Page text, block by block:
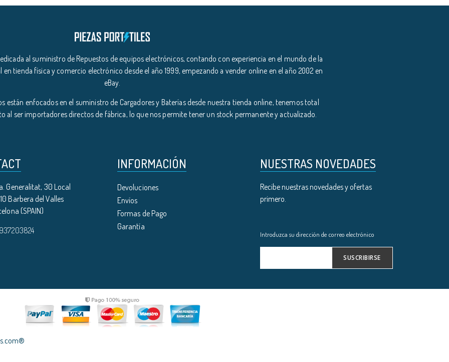
al suministro de Repuestos de equipos electrónicos, contando con experiencia en el mundo de la
tienda física y comercio electrónico desde el año 1999, empezando a vender online en el año 2002 en
eBay.
están enfocados en el suministro de Cargadores y Baterías desde nuestra tienda online, tenemos total
al ser importadores directos de fábrica, lo que nos permite tener un stock permanente y actualizado.
Generalitat, 30 Local
Barbera del Valles
(SPAIN)
INFORMACIÓN
Devoluciones
Envíos
Formas de Pago
Garantía
NUESTRAS NOVEDADES
Recibe nuestras novedades y ofertas
primero.
Introduzca su dirección de correo electrónico
SUSCRIBIRSE